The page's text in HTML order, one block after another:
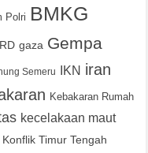
Polri BMKG
gaza Gempa
Semeru IKN iran
Kebakaran Rumah
kecelakaan maut
Konflik Timur Tengah